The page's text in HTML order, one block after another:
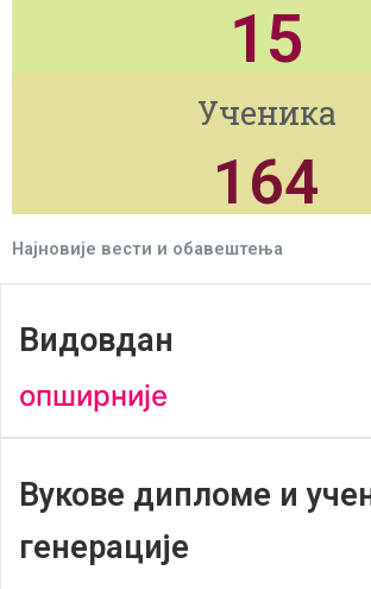
15
Ученика
164
Најновије вести и обавештења
Видовдан
опширније
Вукове дипломе и
генерације